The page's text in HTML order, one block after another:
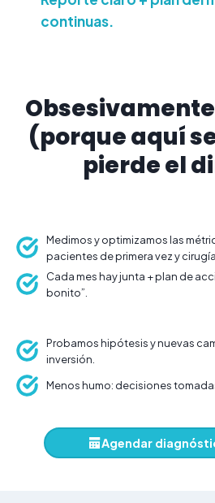
continuas.
(porque aquí
pierde el
Medimos y optimizamos las
pacientes de primera vez y
Cada mes hay junta + plan de
bonito”.
Probamos hipótesis y nuevas
inversión.
Menos humo: decisiones
Agendar